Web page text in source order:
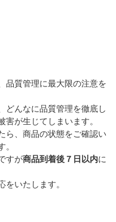
品質管理に最大限の注意を
どんなに品質管理を徹底し
が生じてしまいます。
ら、商品の状態をご確認い
すが商品到着後７日以内に
いたします。